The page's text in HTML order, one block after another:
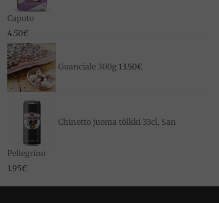
Caputo
4.50€
Guanciale 300g 13.50€
Chinotto juoma tölkki 33cl, San
Pellegrino
1.95€